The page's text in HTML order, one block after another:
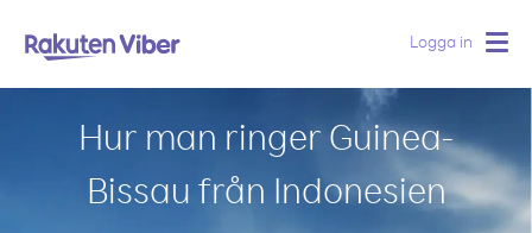
Logga in
Hur man ringer Guinea-
Bissau från Indonesien